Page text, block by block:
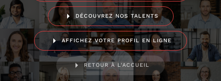
DÉCOUVREZ NOS TALENTS
AFFICHEZ VOTRE PROFIL EN LIGNE
RETOUR À L'ACCUEIL